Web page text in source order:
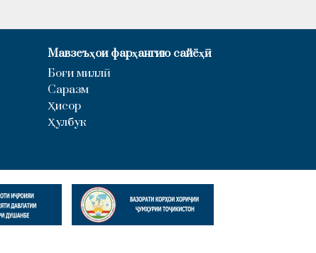
Мавзеъҳои фарҳангию сайёҳӣ
Боғи миллӣ
Саразм
Ҳисор
Ҳулбук